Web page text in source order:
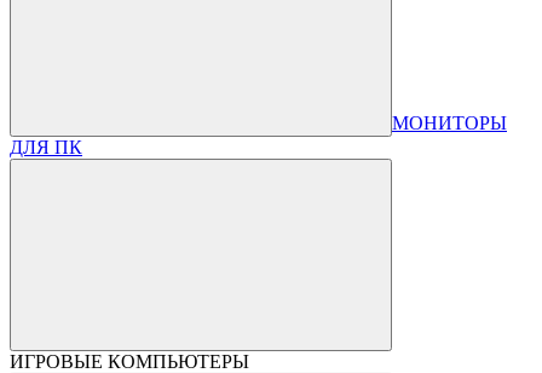
МОНИТОРЫ
ДЛЯ ПК
ИГРОВЫЕ КОМПЬЮТЕРЫ